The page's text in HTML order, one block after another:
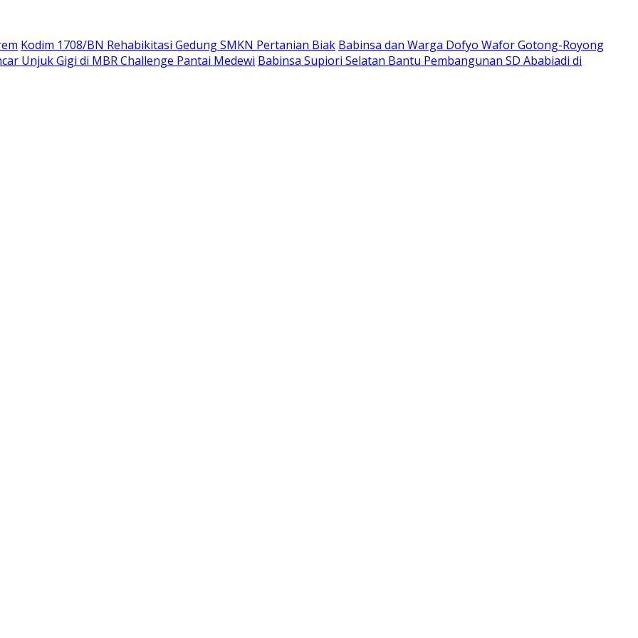
Kodim 1708/BN Rehabikitasi Gedung SMKN Pertanian Biak Babinsa dan Warga Dofyo Wafor Gotong-Royong
Unjuk Gigi di MBR Challenge Pantai Medewi Babinsa Supiori Selatan Bantu Pembangunan SD Ababiadi di